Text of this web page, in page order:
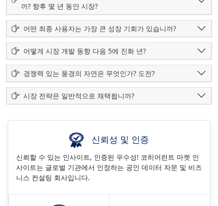
까? 향후 몇 년 동안 시장?
어떤 최종 사용자는 가장 큰 성장 기회가 있습니까?
어떻게 시장 개발 동향 다음 5에 진화 년?
경쟁력 있는 풍경의 자연은 무엇인가? 도전?
시장 전략은 일반적으로 채택됩니까?
신뢰성 및 인증
신뢰할 수 있는 인사이트, 인증된 우수성! 코히어런트 마켓 인
사이트는 글로벌 기관에서 인정하는 공인 데이터 자문 및 비즈
니스 컨설팅 회사입니다.